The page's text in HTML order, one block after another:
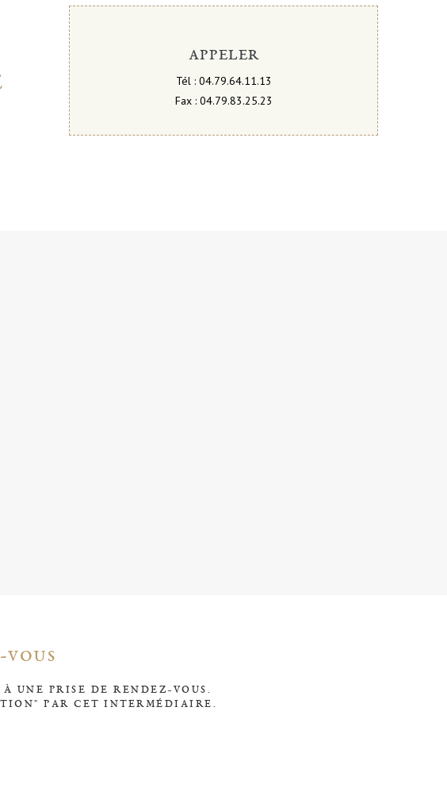
APPELER
Tél : 04.79.64.11.13
Fax : 04.79.83.25.23
UNE PRISE DE RENDEZ-VOUS.
PAR CET INTERMÉDIAIRE.